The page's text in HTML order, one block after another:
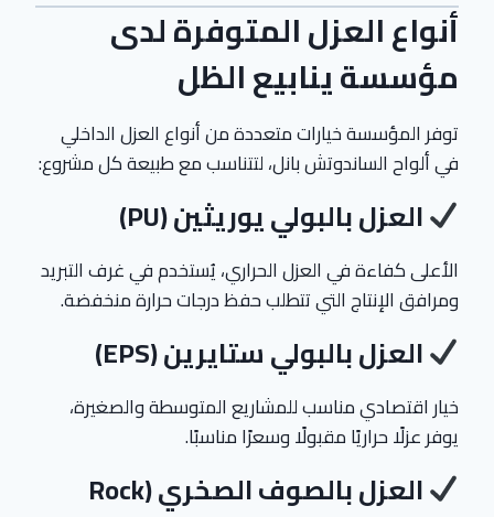
أنواع العزل المتوفرة لدى
مؤسسة ينابيع الظل
توفر المؤسسة خيارات متعددة من أنواع العزل الداخلي
في ألواح الساندوتش بانل، لتتناسب مع طبيعة كل مشروع:
العزل بالبولي يوريثين (PU)
الأعلى كفاءة في العزل الحراري، يُستخدم في غرف التبريد
ومرافق الإنتاج التي تتطلب حفظ درجات حرارة منخفضة.
العزل بالبولي ستايرين (EPS)
خيار اقتصادي مناسب للمشاريع المتوسطة والصغيرة،
يوفر عزلًا حراريًا مقبولًا وسعرًا مناسبًا.
العزل بالصوف الصخري (Rock